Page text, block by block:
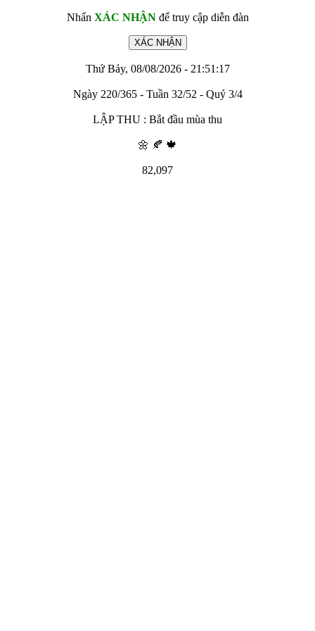
Nhấn XÁC NHẬNđể truy cập diễn đàn
Thứ Bảy, 08/08/2026 - 21:51:17
Ngày 220/365 - Tuần 32/52 - Quý 3/4
LẬP THU : Bắt đầu mùa thu
🌼 🍂 🍁
82,097